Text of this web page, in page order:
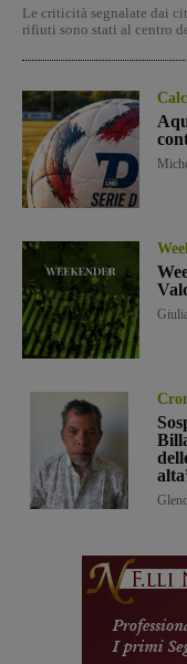
Le criticità segnalate dai
rifiuti sono stati al centro